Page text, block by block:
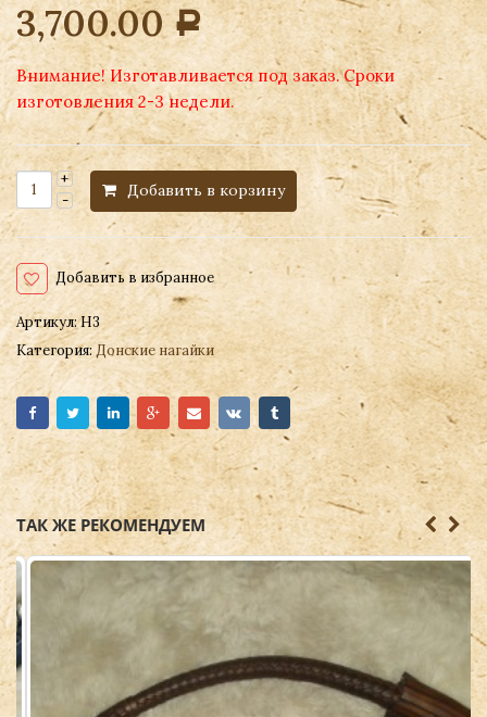
3,700.00Р
Внимание! Изготавливается под заказ. Сроки
изготовления 2-3 недели.
Добавить в корзину
Добавить в избранное
Артикул:Н3
Категория:Донские нагайки
ТАК ЖЕ РЕКОМЕНДУЕМ